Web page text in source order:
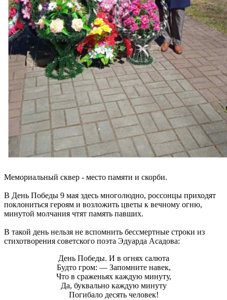
Мемориальный сквер - место памяти и скорби.
В День Победы 9 мая здесь многолюдно, россонцы приходят
поклониться героям и возложить цветы к вечному огню,
минутой молчания чтят память павших.
В такой день нельзя не вспомнить бессмертные строки из
стихотворения советского поэта Эдуарда Асадова:
День Победы. И в огнях салюта
Будто гром: — Запомните навек,
Что в сраженьях каждую минуту,
Да, буквально каждую минуту
Погибало десять человек!